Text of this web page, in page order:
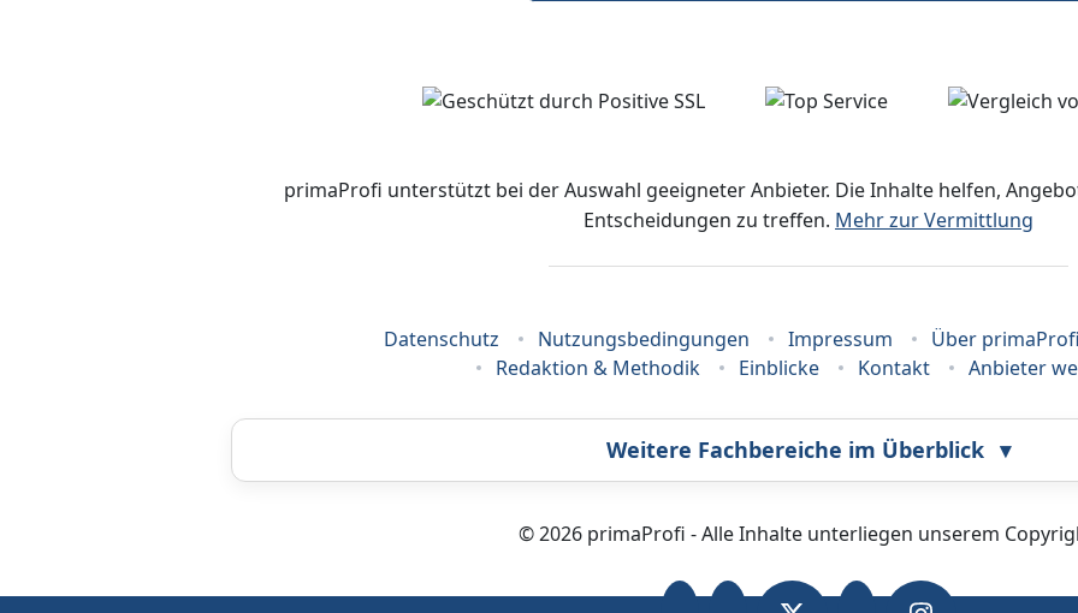
primaProfi unterstützt bei der Auswahl geeigneter Anbieter. Die Inhalte helfen,
Entscheidungen zu treffen. Mehr zur Vermittlung
Datenschutz Nutzungsbedingungen Impressum Über primaProfi
Redaktion & Methodik
Einblicke Kontakt Anbieter
Weitere Fachbereiche im Überblick ▾
Bestatter Callcenter
Energieberatung Fahrzeugortung Fotografie
© 2026 primaProfi - Alle Inhalte unterliegen unserem